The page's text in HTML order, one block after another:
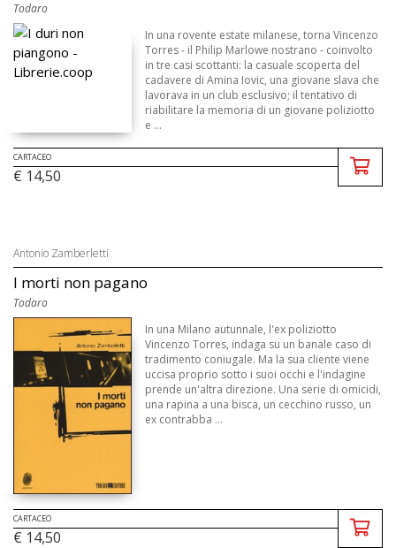
Todaro
In una rovente estate milanese, torna Vincenzo
Torres - il Philip Marlowe nostrano - coinvolto
in tre casi scottanti: la casuale scoperta del
cadavere di Amina Iovic, una giovane slava che
lavorava in un club esclusivo; il tentativo di
riabilitare la memoria di un giovane poliziotto
e ...
CARTACEO
€ 14,50
Antonio Zamberletti
I morti non pagano
Todaro
In una Milano autunnale, l'ex poliziotto
Vincenzo Torres, indaga su un banale caso di
tradimento coniugale. Ma la sua cliente viene
uccisa proprio sotto i suoi occhi e l'indagine
prende un'altra direzione. Una serie di omicidi,
una rapina a una bisca, un cecchino russo, un
ex contrabba ...
CARTACEO
€ 14,50